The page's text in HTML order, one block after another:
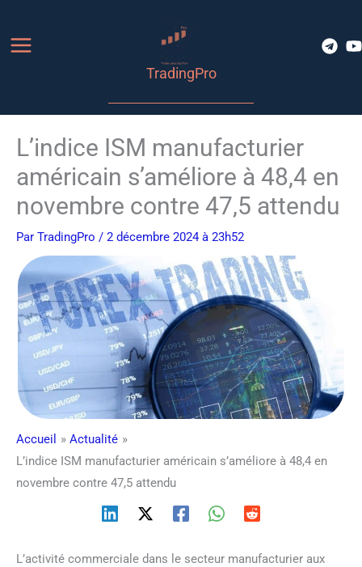
contenu
TradingPro
L’indice ISM manufacturier
américain s’améliore à 48,4 en
novembre contre 47,5 attendu
Par TradingPro / 2 décembre 2024 à 23h52
Accueil
Actualité
L’indice ISM manufacturier américain s’améliore à 48,4 en
novembre contre 47,5 attendu
L’activité commerciale dans le secteur manufacturier aux